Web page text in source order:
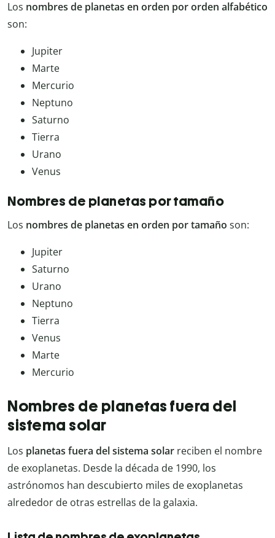
Los nombres de planetas en orden por orden alfabético
son:
Jupiter
Marte
Mercurio
Neptuno
Saturno
Tierra
Urano
Venus
Nombres de planetas por tamaño
Los nombres de planetas en orden por tamaño son:
Jupiter
Saturno
Urano
Neptuno
Tierra
Venus
Marte
Mercurio
Nombres de planetas fuera del
sistema solar
Los planetas fuera del sistema solar reciben el nombre
de exoplanetas. Desde la década de 1990, los
astrónomos han descubierto miles de exoplanetas
alrededor de otras estrellas de la galaxia.